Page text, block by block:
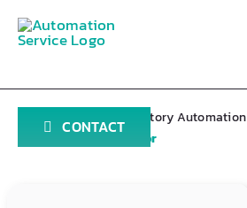
CONTACT
Home Factory Automation
Portable Type Detector